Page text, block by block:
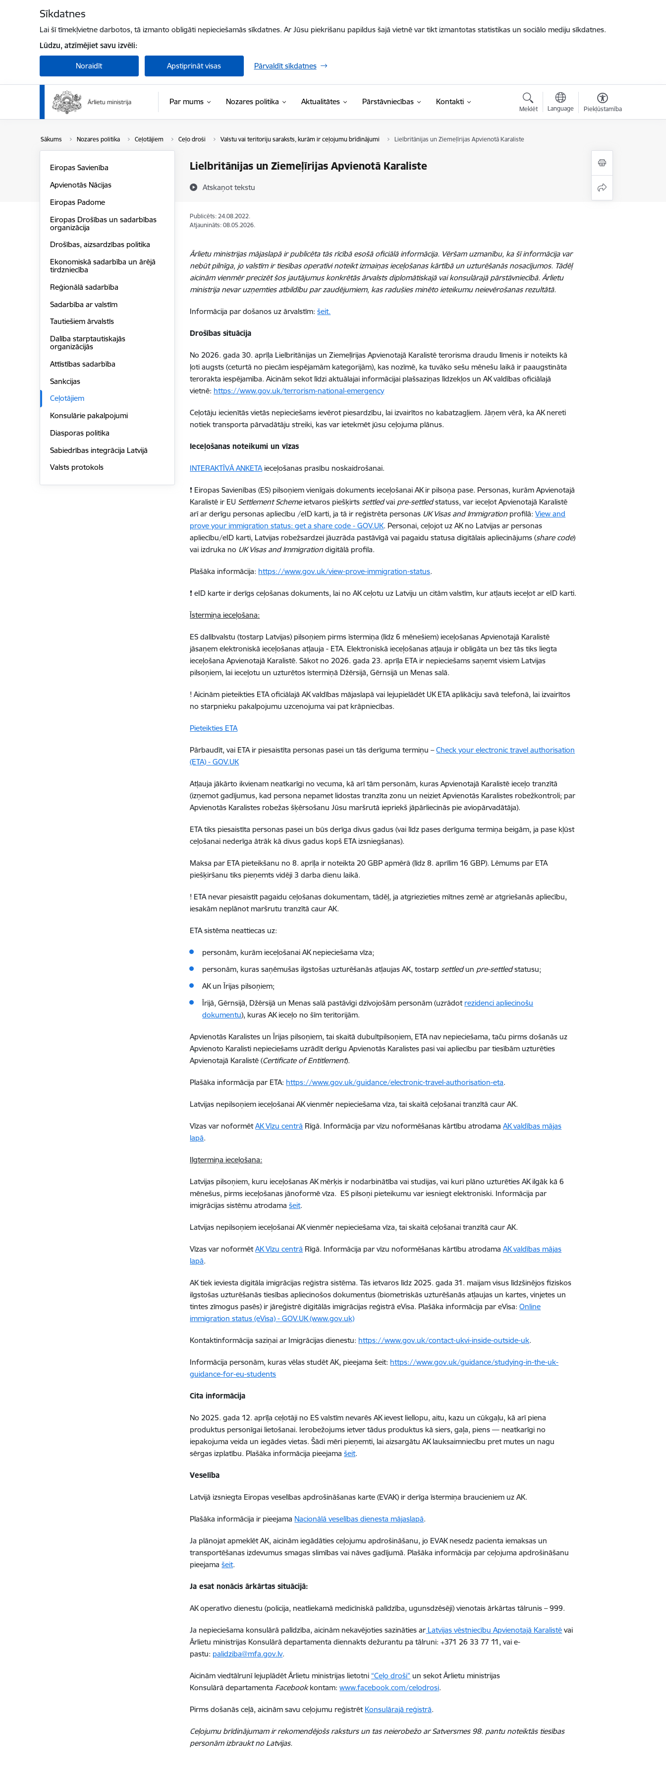
Sīkdatnes
Lai šī tīmekļvietne darbotos, tā izmanto obligāti nepieciešamās sīkdatnes. Ar Jūsu piekrišanu papildus šajā vietnē var tikt izmantotas statistikas un sociālo mediju sīkdatnes.
Lūdzu, atzīmējiet savu izvēli:
Noraidīt Apstiprināt visas Pārvaldīt sīkdatnes
Par mums Nozares politika Aktualitātes Pārstāvniecības Kontakti
Meklēt Language Piekļūstamība
Sākums Nozares politika Ceļotājiem Ceļo droši Valstu vai teritoriju saraksts, kurām ir ceļojumu brīdinājumi Lielbritānijas un Ziemeļīrijas Apvienotā Karaliste
Lielbritānijas un Ziemeļīrijas Apvienotā Karaliste
Atskaņot tekstu
Eiropas Savienība
Apvienotās Nācijas
Eiropas Padome
Eiropas Drošības un sadarbības
organizācija
Drošības, aizsardzības politika
Ekonomiskā sadarbība un ārējā
tirdzniecība
Reģionālā sadarbība
Sadarbība ar valstīm
Tautiešiem ārvalstīs
Dalība starptautiskajās
organizācijās
Attīstības sadarbība
Sankcijas
Ceļotājiem
Konsulārie pakalpojumi
Diasporas politika
Sabiedrības integrācija Latvijā
Valsts protokols
Publicēts: 24.08.2022.
Atjaunināts: 08.05.2026.
Ārlietu ministrijas mājaslapā ir publicēta tās rīcībā esošā oficiālā informācija. Vēršam uzmanību, ka šī informācija var
nebūt pilnīga, jo valstīm ir tiesības operatīvi noteikt izmaiņas ieceļošanas kārtībā un uzturēšanās nosacījumos. Tādēļ
aicinām vienmēr precizēt šos jautājumus konkrētās ārvalsts diplomātiskajā vai konsulārajā pārstāvniecībā. Ārlietu
ministrija nevar uzņemties atbildību par zaudējumiem, kas radušies minēto ieteikumu neievērošanas rezultātā.
Informācija par došanos uz ārvalstīm:šeit.
Drošības situācija
No 2026. gada 30. aprīļa Lielbritānijas un Ziemeļīrijas Apvienotajā Karalistē terorisma draudu līmenis ir noteikts kā
ļoti augsts (ceturtā no piecām iespējamām kategorijām), kas nozīmē, ka tuvāko sešu mēnešu laikā ir paaugstināta
terorakta iespējamība. Aicinām sekot līdzi aktuālajai informācijai plašsaziņas līdzekļos un AK valdības oficiālajā
vietnē: https://www.gov.uk/terrorism-national-emergency
Ceļotāju iecienītās vietās nepieciešams ievērot piesardzību, lai izvairītos no kabatzagļiem. Jāņem vērā, ka AK nereti
notiek transporta pārvadātāju streiki, kas var ietekmēt jūsu ceļojuma plānus.
Ieceļošanas noteikumi un vīzas
INTERAKTĪVĀ ANKETAieceļošanas prasību noskaidrošanai.
❗ Eiropas Savienības (ES) pilsoņiem vienīgais dokuments ieceļošanai AK ir pilsoņa pase. Personas, kurām Apvienotajā
Karalistē ir EU Settlement Schemeietvaros piešķirtssettledvai pre-settledstatuss, var ieceļot Apvienotajā Karalistē
arī ar derīgu personas apliecību /eID karti, ja tā ir reģistrēta personas UK Visas and Immigration profilā:View and
prove your immigration status: get a share code - GOV.UK. Personai, ceļojot uz AK no Latvijas ar personas
apliecību/eID karti, Latvijas robežsardzei jāuzrāda pastāvīgā vai pagaidu statusa digitālais apliecinājums (share code)
vai izdruka no UK Visas and Immigration digitālā profila.
Plašāka informācija: https://www.gov.uk/view-prove-immigration-status.
❗ eID karte ir derīgs ceļošanas dokuments, lai no AK ceļotu uz Latviju un citām valstīm, kur atļauts ieceļot ar eID karti.
Īstermiņa ieceļošana:
ES dalībvalstu (tostarp Latvijas) pilsoņiem pirms īstermiņa (līdz 6 mēnešiem) ieceļošanas Apvienotajā Karalistē
jāsaņem elektroniskā ieceļošanas atļauja - ETA. Elektroniskā ieceļošanas atļauja ir obligāta un bez tās tiks liegta
ieceļošana Apvienotajā Karalistē.Sākot no 2026. gada 23. aprīļa ETA ir nepieciešams saņemt visiem Latvijas
pilsoņiem, lai ieceļotu un uzturētos īstermiņā Džērsijā, Gērnsijā un Menas salā.
! Aicinām pieteikties ETA oficiālajā AK valdības mājaslapā vai lejupielādēt UK ETA aplikāciju savā telefonā, lai izvairītos
no starpnieku pakalpojumu uzcenojuma vai pat krāpniecības.
Pieteikties ETA
Pārbaudīt, vai ETA ir piesaistīta personas pasei un tās derīguma termiņu –Check your electronic travel authorisation
(ETA) - GOV.UK
Atļauja jākārto ikvienam neatkarīgi no vecuma, kā arī tām personām, kuras Apvienotajā Karalistē ieceļo tranzītā
(izņemot gadījumus, kad persona nepamet lidostas tranzīta zonu un neiziet Apvienotās Karalistes robežkontroli; par
Apvienotās Karalistes robežas šķērsošanu Jūsu maršrutā iepriekš jāpārliecinās pie aviopārvadātāja).
ETA tiks piesaistīta personas pasei un būs derīga divus gadus (vai līdz pases derīguma termiņa beigām, ja pase kļūst
ceļošanai nederīga ātrāk kā divus gadus kopš ETA izsniegšanas).
Maksa par ETA pieteikšanu no 8. aprīļa ir noteikta 20 GBP apmērā (līdz 8. aprīlim 16 GBP). Lēmums par ETA
piešķiršanu tiks pieņemts vidēji 3 darba dienu laikā.
! ETA nevar piesaistīt pagaidu ceļošanas dokumentam, tādēļ, ja atgriezieties mītnes zemē ar atgriešanās apliecību,
iesakām neplānot maršrutu tranzītā caur AK.
ETA sistēma neattiecas uz:
personām, kurām ieceļošanai AK nepieciešama vīza;
personām, kuras saņēmušas ilgstošas uzturēšanās atļaujas AK, tostarpsettledun pre-settledstatusu;
AK un Īrijas pilsoņiem;
Īrijā, Gērnsijā, Džērsijā un Menas salā pastāvīgi dzīvojošām personām (uzrādot rezidenci apliecinošu
dokumentu), kuras AK ieceļo no šīm teritorijām.
Apvienotās Karalistes un Īrijas pilsoņiem, tai skaitā dubultpilsoņiem, ETA nav nepieciešama, taču pirms došanās uz
Apvienoto Karalisti nepieciešams uzrādīt derīgu Apvienotās Karalistes pasi vai apliecību par tiesībām uzturēties
Apvienotajā Karalistē (Certificate of Entitlement).
Plašāka informācija par ETA: https://www.gov.uk/guidance/electronic-travel-authorisation-eta.
Latvijas nepilsoņiem ieceļošanai AK vienmēr nepieciešama vīza, tai skaitā ceļošanai tranzītā caur AK.
Vīzas var noformētAK Vīzu centrā Rīgā. Informācija par vīzu noformēšanas kārtību atrodamaAK valdības mājas
lapā.
Ilgtermiņa ieceļošana:
Latvijas pilsoņiem, kuru ieceļošanas AK mērķis ir nodarbinātība vai studijas, vai kuri plāno uzturēties AK ilgāk kā 6
mēnešus, pirms ieceļošanas jānoformē vīza. ES pilsoņi pieteikumu var iesniegt elektroniski. Informācija par
imigrācijas sistēmu atrodamašeit.
Latvijas nepilsoņiem ieceļošanai AK vienmēr nepieciešama vīza, tai skaitā ceļošanai tranzītā caur AK.
Vīzas var noformētAK Vīzu centrā Rīgā. Informācija par vīzu noformēšanas kārtību atrodamaAK valdības mājas
lapā.
AK tiek ieviesta digitāla imigrācijas reģistra sistēma. Tās ietvaros līdz 2025. gada 31. maijam visus līdzšinējos fiziskos
ilgstošas uzturēšanās tiesības apliecinošos dokumentus (biometriskās uzturēšanās atļaujas un kartes, vinjetes un
tintes zīmogus pasēs) ir jāreģistrē digitālās imigrācijas reģistrā eVisa. Plašāka informācija par eVisa:Online
immigration status (eVisa) - GOV.UK (www.gov.uk)
Kontaktinformācija saziņai ar Imigrācijas dienestu: https://www.gov.uk/contact-ukvi-inside-outside-uk.
Informācija personām, kuras vēlas studēt AK, pieejama šeit: https://www.gov.uk/guidance/studying-in-the-uk-
guidance-for-eu-students
Cita informācija
No 2025. gada 12. aprīļa ceļotāji no ES valstīm nevarēs AK ievest liellopu, aitu, kazu un cūkgaļu, kā arī piena
produktus personīgai lietošanai. Ierobežojums ietver tādus produktus kā siers, gaļa, piens — neatkarīgi no
iepakojuma veida un iegādes vietas. Šādi mēri pieņemti, lai aizsargātu AK lauksaimniecību pret mutes un nagu
sērgas izplatību. Plašāka informācija pieejamašeit.
Veselība
Latvijā izsniegta Eiropas veselības apdrošināšanas karte (EVAK) ir derīga īstermiņa braucieniem uz AK.
Plašāka informācija ir pieejama Nacionālā veselības dienesta mājaslapā.
Ja plānojat apmeklēt AK, aicinām iegādāties ceļojumu apdrošināšanu, jo EVAK nesedz pacienta iemaksas un
transportēšanas izdevumus smagas slimības vai nāves gadījumā. Plašāka informācija par ceļojuma apdrošināšanu
pieejamašeit.
Ja esat nonācis ārkārtas situācijā:
AK operatīvo dienestu (policija, neatliekamā medicīniskā palīdzība, ugunsdzēsēji) vienotais ārkārtas tālrunis – 999.
Ja nepieciešama konsulārā palīdzība, aicinām nekavējoties sazināties ar Latvijas vēstniecību Apvienotajā Karalistē vai
Ārlietu ministrijas Konsulārā departamenta diennakts dežurantu pa tālruni: +371 26 33 77 11, vai e-
pastu: palidziba@mfa.gov.lv.
Aicinām viedtālrunī lejuplādēt Ārlietu ministrijas lietotni“Ceļo droši” un sekot Ārlietu ministrijas
Konsulārā departamenta Facebookkontam:www.facebook.com/celodrosi.
Pirms došanās ceļā, aicinām savu ceļojumu reģistrēt Konsulārajā reģistrā.
Ceļojumu brīdinājumam ir rekomendējošs raksturs un tas neierobežo ar Satversmes 98. pantu noteiktās tiesības
personām izbraukt no Latvijas.